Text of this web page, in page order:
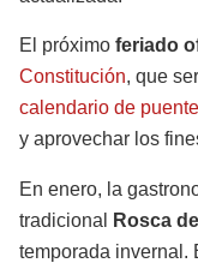
El próximo feriado
Constitución, que
calendario de
y aprovechar los
En enero, la
tradicional
Rosca
temporada invernal.